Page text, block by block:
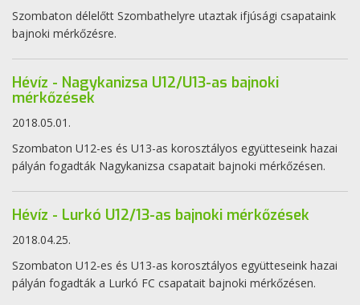
Szombaton délelőtt Szombathelyre utaztak ifjúsági csapataink
bajnoki mérkőzésre.
Hévíz - Nagykanizsa U12/U13-as bajnoki
mérkőzések
2018.05.01.
Szombaton U12-es és U13-as korosztályos együtteseink hazai
pályán fogadták Nagykanizsa csapatait bajnoki mérkőzésen.
Hévíz - Lurkó U12/13-as bajnoki mérkőzések
2018.04.25.
Szombaton U12-es és U13-as korosztályos együtteseink hazai
pályán fogadták a Lurkó FC csapatait bajnoki mérkőzésen.